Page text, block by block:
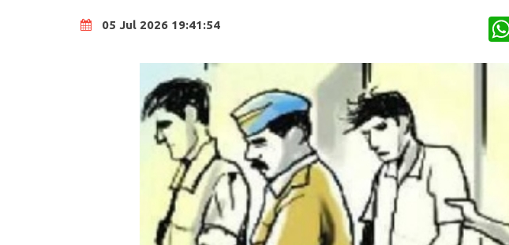
05 Jul 2026 19:41:54